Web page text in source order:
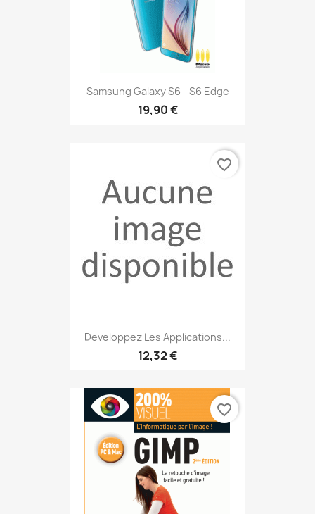
Samsung Galaxy S6 - S6 Edge
19,90 €
Developpez Les Applications...
12,32 €
favorite_border
favorite_border